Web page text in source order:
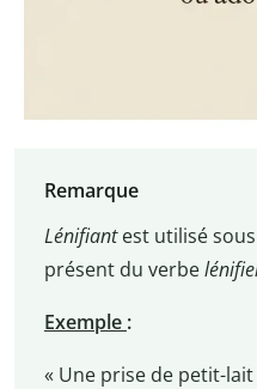
Remarque
Lénifiantest utilisé
présent du verbe
Exemple :
« Une prise de petit-